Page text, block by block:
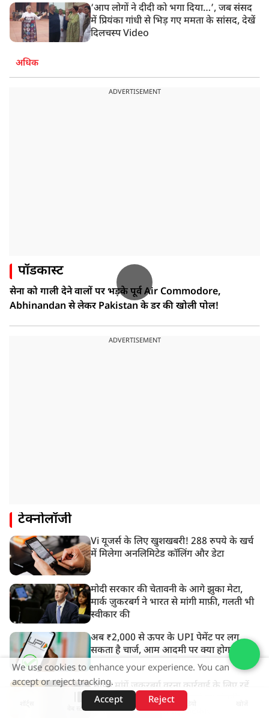
‘आप लोगों ने दीदी को भगा दिया…’, जब संसद
में प्रियंका गांधी से भिड़ गए ममता के सांसद, देखें
दिलचस्प Video
अधिक
ADVERTISEMENT
पॉडकास्ट
सेना को गाली देने वालों पर भड़के पूर्व Air Commodore,
Abhinandan से लेकर Pakistan के डर की खोली पोल!
ADVERTISEMENT
टेक्नोलॉजी
Vi यूजर्स के लिए खुशखबरी! 288 रुपये के खर्च
में मिलेगा अनलिमिटेड कॉलिंग और डेटा
मोदी सरकार की चेतावनी के आगे झुका मेटा,
मार्क ज़ुकरबर्ग ने भारत से मांगी माफ़ी, गलती भी
स्वीकार की
अब ₹2,000 से ऊपर के UPI पेमेंट पर लग
सकता है चार्ज, आम आदमी पर क्या होगा असर?
‘मांफी मांगें जुकरबर्ग वरना कार्रवाई के लिए रहें
तैयार’, PM मोदी की पोस्ट हटाने पर संसदीय
समिति ने Meta को लगाई फटकार
वेब स्टोरीज़
We use cookies to enhance your experience. You can
accept or reject tracking.
Accept
Reject